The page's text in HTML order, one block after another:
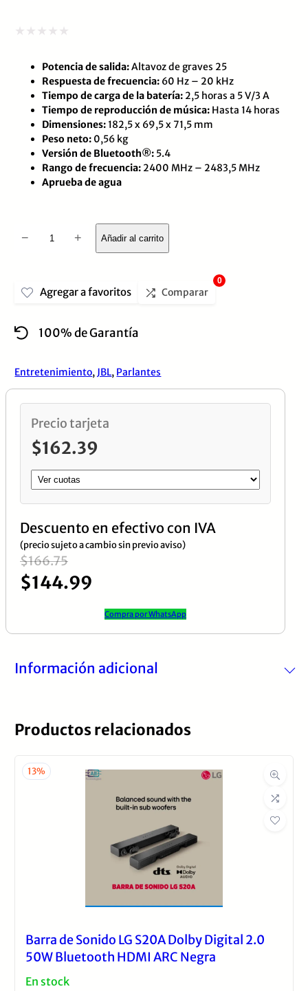
con
Potencia de salida:Altavoz de graves 25
Respuesta de frecuencia: 60 Hz – 20 kHz
Tiempo de carga de la batería: 2,5 horas a 5 V/3 A
Tiempo de reproducción de música: Hasta 14 horas
Dimensiones: 182,5 x 69,5 x 71,5 mm
Peso neto: 0,56 kg
Versión de Bluetooth®: 5.4
Rango de frecuencia: 2400 MHz – 2483,5 MHz
Aprueba de agua
Parlante
7,
recargable,
14Hrs,
5.4,
Aprueba
agua
cantidad
− + Añadir al carrito
Agregar a favoritos Comparar
0
100% de Garantía
Entretenimiento, JBL, Parlantes
Precio tarjeta
$162.39
Descuento en efectivo con IVA
(precio sujeto a cambio sin previo aviso)
$166.75
El
precio
era:
$166.75.
$144.99
El
precio
es:
$144.99.
Compra por WhatsApp
Información adicional
Marca
Productos relacionados
13%
Barra de Sonido LG S20A Dolby Digital 2.0
50W Bluetooth HDMI ARC Negra
En stock